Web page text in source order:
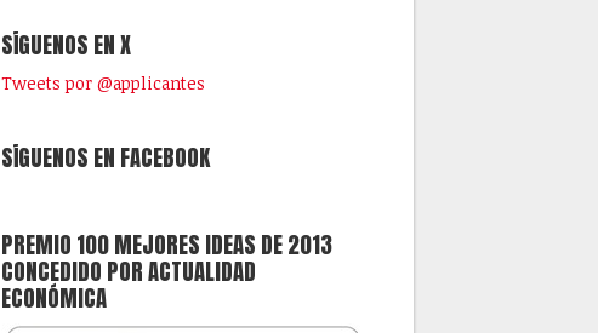
SÍGUENOS EN X
Tweets por @applicantes
SÍGUENOS EN FACEBOOK
PREMIO 100 MEJORES IDEAS DE 2013
CONCEDIDO POR ACTUALIDAD
ECONÓMICA